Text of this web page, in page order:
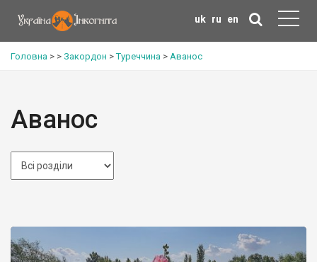
uk ru en
Головна > > Закордон >Туреччина > Аванос
Аванос